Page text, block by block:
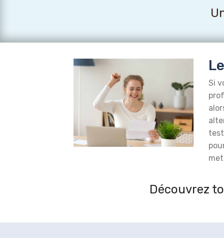
Si
Découvrez